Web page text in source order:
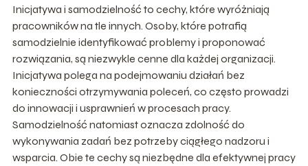
Inicjatywa i samodzielność to cechy, które wyróżniają
pracowników na tle innych. Osoby, które potrafią
samodzielnie identyfikować problemy i proponować
rozwiązania, są niezwykle cenne dla każdej organizacji.
Inicjatywa polega na podejmowaniu działań bez
konieczności otrzymywania poleceń, co często prowadzi
do innowacji i usprawnień w procesach pracy.
Samodzielność natomiast oznacza zdolność do
wykonywania zadań bez potrzeby ciągłego nadzoru i
wsparcia. Obie te cechy są niezbędne dla efektywnej pracy